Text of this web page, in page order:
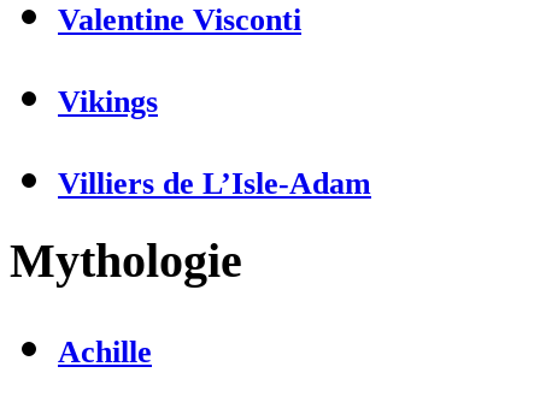
Valentine Visconti
Vikings
Villiers de L’Isle-Adam
Mythologie
Achille